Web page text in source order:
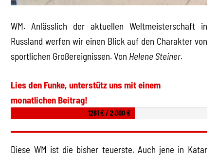
WM. Anlässlich der aktuellen Weltmeisterschaft in
Russland werfen wir einen Blick auf den Charakter von
sportlichen Großereignissen. Von Helene Steiner.
Lies den Funke, unterstütz uns mit einem
monatlichen Beitrag!
1261 € / 2.000 €
Diese WM ist die bisher teuerste. Auch jene in Katar